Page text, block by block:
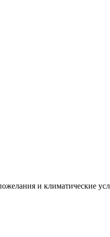
и климатические